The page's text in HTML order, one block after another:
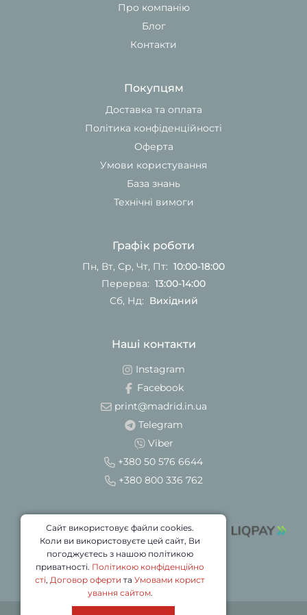
Про компанію
Блог
Контакти
Покупцям
Доставка та оплата
Політика конфіденційності
Оферта
Умови користування
База знань
Технічні вимоги
Графік роботи
Пн, Вт, Ср, Чт, Пт: 10:00-18:00
Перерва: 13:00-14:00
Сб, Нд: Вихідний
Наші контакти
Instagram
Facebook
print@madrid.in.ua
Telegram
Viber
+380 50 576 6644
+380 800 336 762
Сайт використовує файли cookies.
Коли ви використовуєте цей сайт, Ви
погоджуєтесь з нашою політикою
приватності. Політикою конфіденційно
сті, Договор оферти та Умовами корист
ування сайтом.